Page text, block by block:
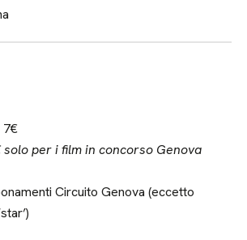
7€
per i film in concorso Genova
Circuito Genova (eccetto